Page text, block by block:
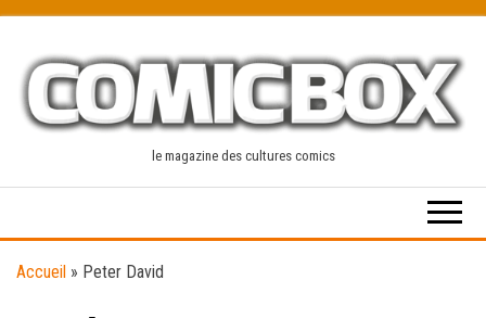
content
le magazine des cultures comics
Accueil » Peter David